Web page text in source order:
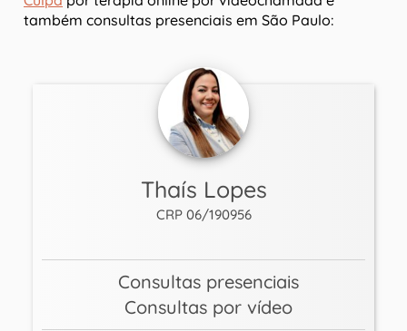
também consultas presenciais em São Paulo:
Thaís Lopes
CRP 06/190956
Consultas presenciais
Consultas por vídeo